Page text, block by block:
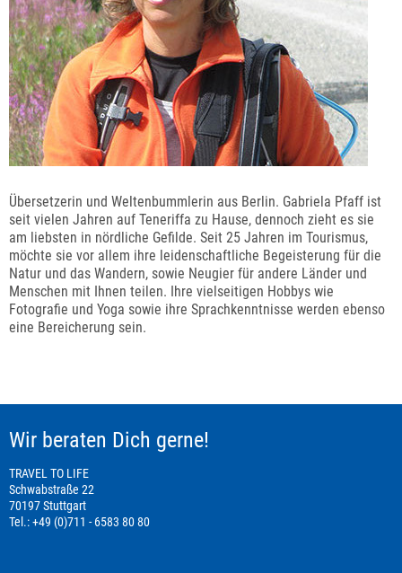
Übersetzerin und Weltenbummlerin aus Berlin. Gabriela Pfaff ist
seit vielen Jahren auf Teneriffa zu Hause, dennoch zieht es sie
am liebsten in nördliche Gefilde. Seit 25 Jahren im Tourismus,
möchte sie vor allem ihre leidenschaftliche Begeisterung für die
Natur und das Wandern, sowie Neugier für andere Länder und
Menschen mit Ihnen teilen. Ihre vielseitigen Hobbys wie
Fotografie und Yoga sowie ihre Sprachkenntnisse werden ebenso
eine Bereicherung sein.
Wir beraten Dich gerne!
TRAVEL TO LIFE
Schwabstraße 22
70197 Stuttgart
Tel.: +49 (0)711 - 6583 80 80